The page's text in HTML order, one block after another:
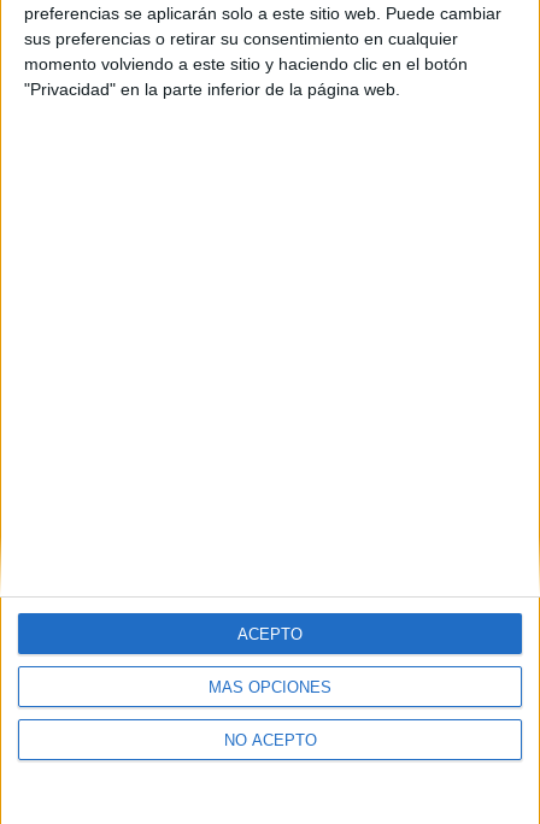
preferencias se aplicarán solo a este sitio web. Puede cambiar
sus preferencias o retirar su consentimiento en cualquier
momento volviendo a este sitio y haciendo clic en el botón
"Privacidad" en la parte inferior de la página web.
MÁS OPCIONES
NO ACEPTO
ACEPTO
Mapa
+
Principales cifras
Ver todas las cifras